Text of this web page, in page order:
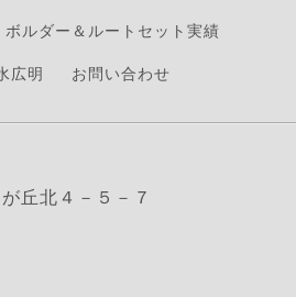
ボルダー＆ルートセット実績
広明
お問い合わせ
丘北４－５－７